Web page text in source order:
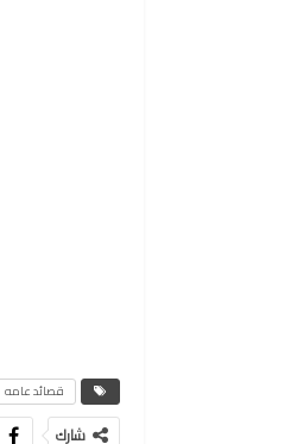
قصائد عامه
شارك